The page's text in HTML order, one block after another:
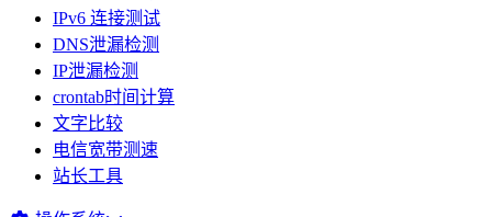
IPv6 连接测试
DNS泄漏检测
IP泄漏检测
crontab时间计算
文字比较
电信宽带测速
站长工具